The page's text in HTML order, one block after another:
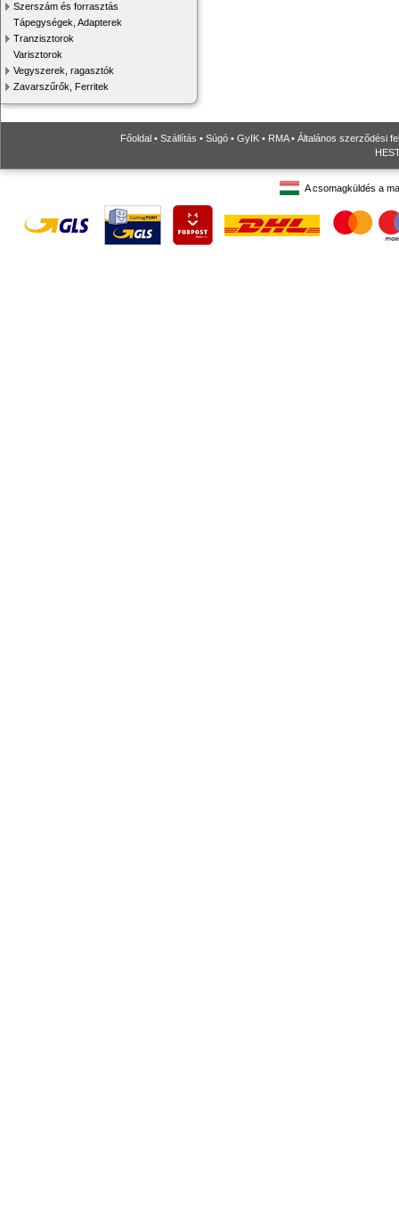
Szerszám és forrasztás
Tápegységek, Adapterek
Tranzisztorok
Varisztorok
Vegyszerek, ragasztók
Zavarszűrők, Ferritek
Főoldal • Szállítás • Súgó • GyIK • RMA• Általános szerződési
A csomagküldés a